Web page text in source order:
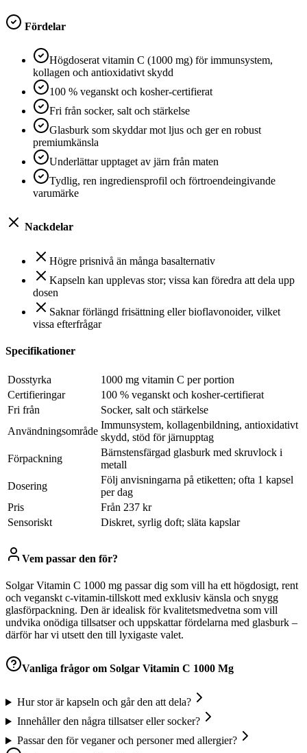
Fördelar
Högdoserat vitamin C (1000 mg) för immunsystem,
kollagen och antioxidativt skydd
100 % veganskt och kosher-certifierat
Fri från socker, salt och stärkelse
Glasburk som skyddar mot ljus och ger en robust
premiumkänsla
Underlättar upptaget av järn från maten
Tydlig, ren ingrediensprofil och förtroendeingivande
varumärke
Nackdelar
Högre prisnivå än många basalternativ
Kapseln kan upplevas stor; vissa kan föredra att dela upp
dosen
Saknar förlängd frisättning eller bioflavonoider, vilket
vissa efterfrågar
Specifikationer
Dosstyrka
1000 mg vitamin C per portion
Certifieringar
100 % veganskt och kosher-certifierat
Fri från
Socker, salt och stärkelse
Användningsområde
Immunsystem, kollagenbildning, antioxidativt
skydd, stöd för järnupptag
Förpackning
Bärnstensfärgad glasburk med skruvlock i
metall
Dosering
Följ anvisningarna på etiketten; ofta 1 kapsel
per dag
Pris
Från 237 kr
Sensoriskt
Diskret, syrlig doft; släta kapslar
Vem passar den för?
Solgar Vitamin C 1000 mg passar dig som vill ha ett högdosigt, rent
och veganskt c-vitamin-tillskott med exklusiv känsla och snygg
glasförpackning. Den är idealisk för kvalitetsmedvetna som vill
undvika onödiga tillsatser och uppskattar fördelarna med glasburk –
därför har vi utsett den till lyxigaste valet.
Vanliga frågor om Solgar Vitamin C 1000 Mg
Hur stor är kapseln och går den att dela?
Innehåller den några tillsatser eller socker?
Passar den för veganer och personer med allergier?